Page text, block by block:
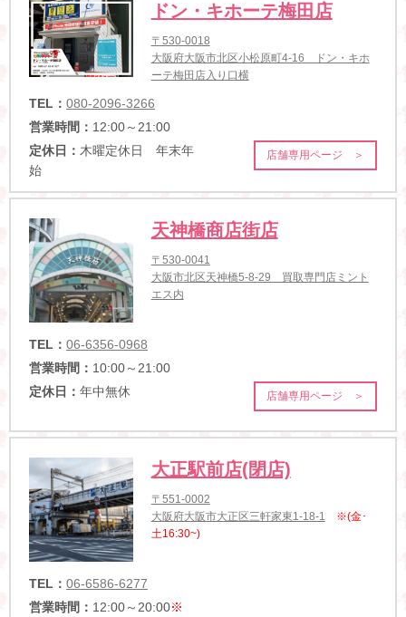
ドン・キホーテ梅田店
〒530-0018
大阪府大阪市北区小松原町4-16 ドン・キホ
ーテ梅田店入り口横
TEL： 080-2096-3266
営業時間： 12:00～21:00
定休日： 木曜定休日 年末年
始
店舗専用ページ ＞
天神橋商店街店
〒530-0041
大阪市北区天神橋5-8-29 買取専門店ミント
エス内
TEL： 06-6356-0968
営業時間： 10:00～21:00
定休日： 年中無休 店舗専用ページ ＞
大正駅前店(閉店)
〒551-0002
大阪府大阪市大正区三軒家東1-18-1
※(金･
土16:30~)
TEL： 06-6586-6277
営業時間： 12:00～20:00※